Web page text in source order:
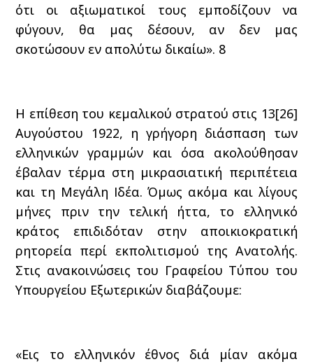
ότι οι αξιωματικοί τους εμποδίζουν να
φύγουν, θα μας δέσουν, αν δεν μας
σκοτώσουν εν απολύτω δικαίω». 8
Η επίθεση του κεμαλικού στρατού στις 13[26]
Αυγούστου 1922, η γρήγορη διάσπαση των
ελληνικών γραμμών και όσα ακολούθησαν
έβαλαν τέρμα στη μικρασιατική περιπέτεια
και τη Μεγάλη Ιδέα. Όμως ακόμα και λίγους
μήνες πριν την τελική ήττα, το ελληνικό
κράτος επιδιδόταν στην αποικιοκρατική
ρητορεία περί εκπολιτισμού της Ανατολής.
Στις ανακοινώσεις του Γραφείου Τύπου του
Υπουργείου Εξωτερικών διαβάζουμε:
«Εις το ελληνικόν έθνος διά μίαν ακόμα